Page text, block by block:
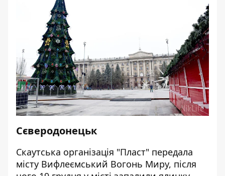
Сєверодонецьк
Скаутська організація "Пласт" передала
місту Вифлеємський Вогонь Миру, після